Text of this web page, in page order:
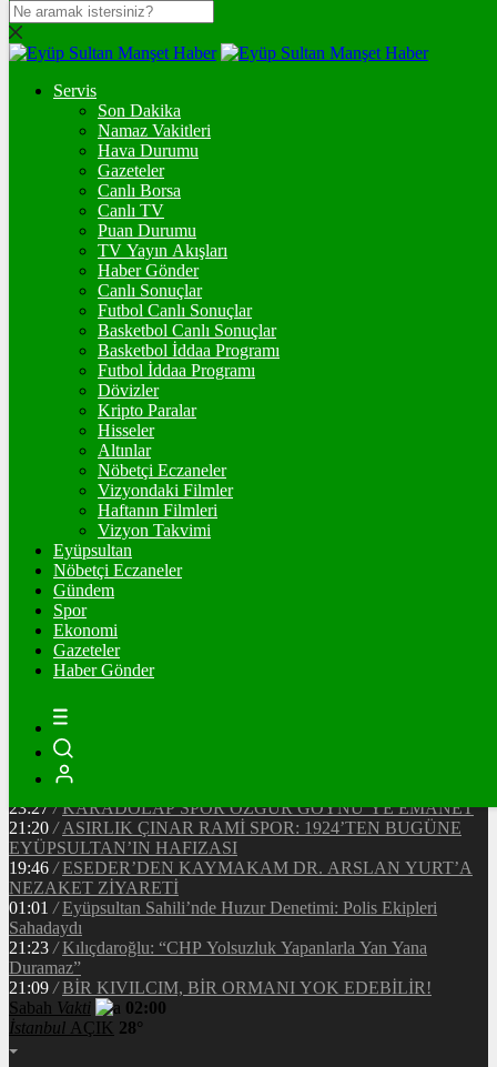
DOLAR
47,7092$% 0.17
EURO
% -0.01
STERLİN
% 0.08
GRAM ALTIN
%0,95
%0,83
BİTCOİN
ETHEREUM
TETHER
Servis
Son Dakika
Namaz Vakitleri
Hava Durumu
Gazeteler
Canlı Borsa
Canlı TV
Puan Durumu
TV Yayın Akışları
Haber Gönder
Canlı Sonuçlar
Futbol Canlı Sonuçlar
Basketbol Canlı Sonuçlar
Basketbol İddaa Programı
Futbol İddaa Programı
Dövizler
Kripto Paralar
Hisseler
Altınlar
Nöbetçi Eczaneler
Vizyondaki Filmler
Haftanın Filmleri
Vizyon Takvimi
Eyüpsultan
Nöbetçi Eczaneler
Gündem
Spor
Ekonomi
Gazeteler
Haber Gönder
20:37 / CHP EYÜPSULTAN İLÇE ÖRGÜTÜ ÜYELERİ
/ MHP EYÜPSULTAN TEŞKİLATI’NIN ACI GÜNÜ
13:33
/ BAŞKAN DR. MİTHAT BÜLENT ÖZMEN’DEN
KAMUOYUNA AÇIKLAMA
Makyaj Sanatçısı Uzay Damla Yıldız, Uluslararası
Başarılarıyla Türkiye’yi Temsil Ediyor
23:27 / KARADOLAP SPOR ÖZGÜR GÖYNÜ’YE EMANET
21:20 / ASIRLIK ÇINAR RAMİ SPOR: 1924’TEN BUGÜNE
EYÜPSULTAN’IN HAFIZASI
19:46 / ESEDER’DEN KAYMAKAM DR. ARSLAN YURT’A
NEZAKET ZİYARETİ
01:01 / Eyüpsultan Sahili’nde Huzur Denetimi: Polis Ekipleri
Sahadaydı
21:23 / Kılıçdaroğlu: “CHP Yolsuzluk Yapanlarla Yan Yana
Duramaz”
21:09 / BİR KIVILCIM, BİR ORMANI YOK EDEBİLİR!
Sabah Vakti
02:00
İstanbul AÇIK 28°